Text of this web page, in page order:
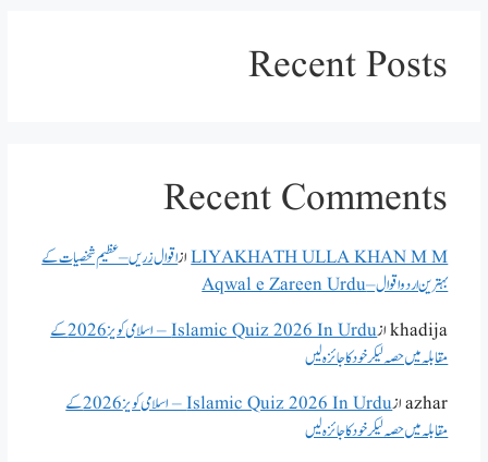
Recent Posts
Recent Comments
LIYAKHATH ULLA KHAN M Mازاقوال زریں – عظیم شخصیات کے
بہترین اردو اقوال – Aqwal e Zareen Urdu
khadijaاز
Islamic Quiz 2026 In Urdu – اسلامی کویز 2026 کے
مقابلہ میں حصہ لیکر خود کا جائزہ لیں
azharاز
Islamic Quiz 2026 In Urdu – اسلامی کویز 2026 کے
مقابلہ میں حصہ لیکر خود کا جائزہ لیں